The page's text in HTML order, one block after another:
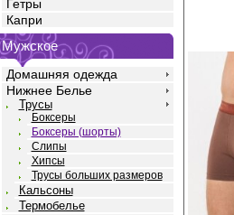
Гетры
Капри
Мужское
Домашняя одежда
Нижнее Белье
Трусы
Боксеры
Боксеры (шорты)
Слипы
Хипсы
Трусы больших размеров
Кальсоны
Термобелье